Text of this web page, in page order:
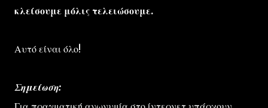
κλείσουμε μόλις τελειώσουμε.
Αυτό είναι όλο!
Σημείωση: